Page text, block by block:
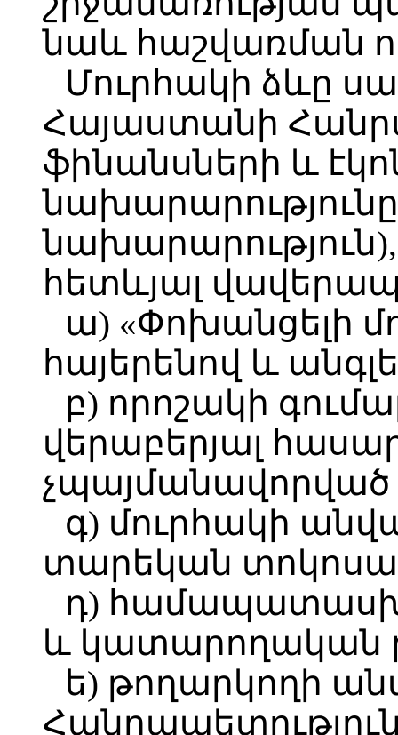
նաև հաշվառման
Մուրհակի ձևը
Հայաստանի
ֆինանսների և
նախարարություն),
հետևյալ
ա) «Փոխանցելի
հայերենով և
բ) որոշակի
վերաբերյալ
չպայմանավորված
գ) մուրհակի
տարեկան
դ)
և կատարողական
ե) թողարկողի